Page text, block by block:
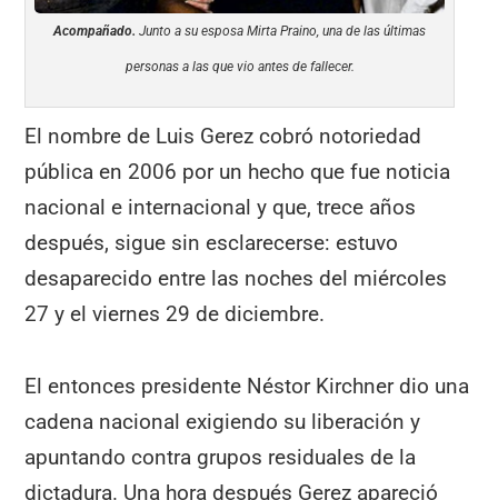
Acompañado. Junto a su esposa Mirta Praino, una de las últimas
personas a las que vio antes de fallecer.
El nombre de Luis Gerez cobró notoriedad
pública en 2006 por un hecho que fue noticia
nacional e internacional y que, trece años
después, sigue sin esclarecerse: estuvo
desaparecido entre las noches del miércoles
27 y el viernes 29 de diciembre.
El entonces presidente Néstor Kirchner dio una
cadena nacional exigiendo su liberación y
apuntando contra grupos residuales de la
dictadura. Una hora después Gerez apareció